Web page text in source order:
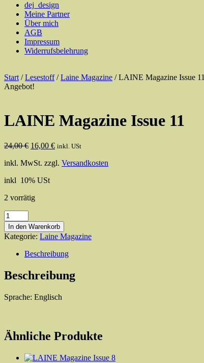
dej_design
Meine Partner
Über mich
AGB
Impressum
Widerrufsbelehrung
Start /Lesestoff/Laine Magazine / LAINE Magazine Issue 11
Angebot!
LAINE Magazine Issue 11
24,00€ Ursprünglicher
war:
16,00 €Aktueller
ist:
inkl. USt
inkl. MwSt. zzgl. Versandkosten
inkl 10% USt
2 vorrätig
LAINE
Magazine
Issue
11
Menge
In den Warenkorb
Kategorie: Laine Magazine
Beschreibung
Beschreibung
Sprache: Englisch
Ähnliche Produkte